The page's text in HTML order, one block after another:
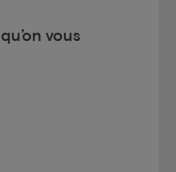
vous